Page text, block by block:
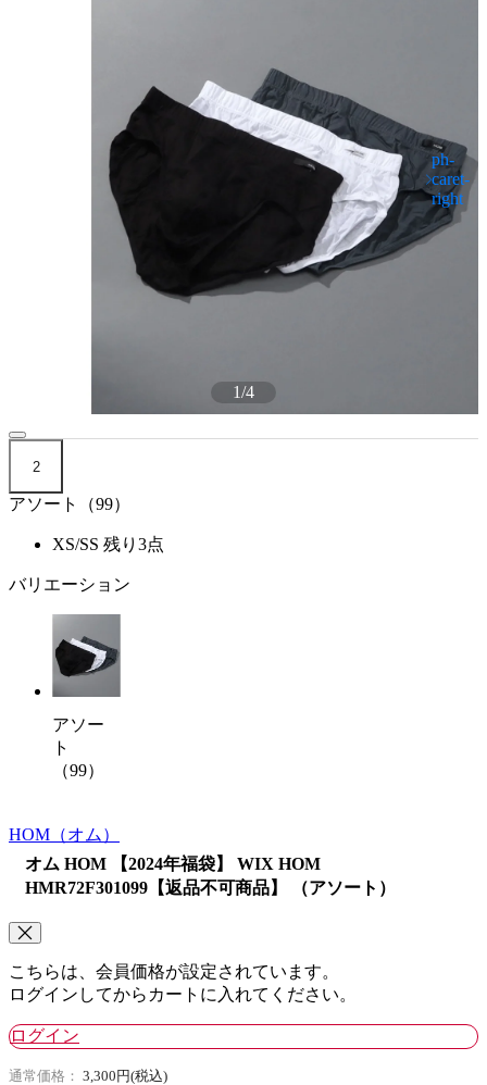
1/4
2
アソート（99）
XS/SS 残り3点
バリエーション
アソー
ト
（99）
HOM （オム）
オム HOM 【2024年福袋】 WIX HOM
HMR72F301099【返品不可商品】 （アソート）
こちらは、会員価格が設定されています。
ログインしてからカートに入れてください。
ログイン
通常価格： 3,300円(税込)